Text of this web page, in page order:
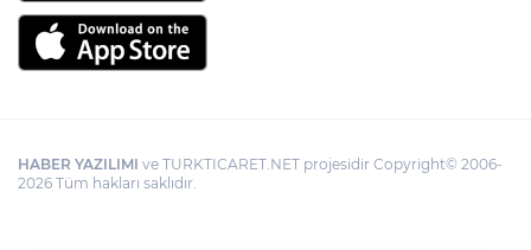
HABER YAZILIMI ve TURKTICARET.NET projesidir Copyright© 2006-
2026 Tüm hakları saklıdır.